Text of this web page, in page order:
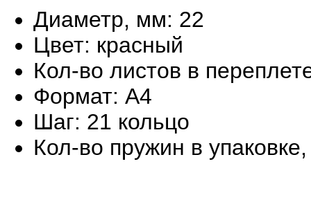
Диаметр, мм: 22
Цвет: красный
Кол-во листов в
Формат: А4
Шаг: 21 кольцо
Кол-во пружин в